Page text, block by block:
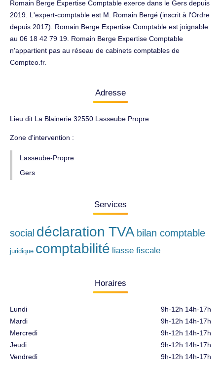
Romain Berge Expertise Comptable exerce dans le Gers depuis
2019. L'expert-comptable est M. Romain Bergé (inscrit à l'Ordre
depuis 2017). Romain Berge Expertise Comptable est joignable
au 06 18 42 79 19. Romain Berge Expertise Comptable
n'appartient pas au réseau de cabinets comptables de
Compteo.fr.
Adresse
Lieu dit La Blainerie 32550 Lasseube Propre
Zone d'intervention :
Lasseube-Propre
Gers
Services
social déclaration TVA bilan comptable
juridique comptabilité liasse fiscale
Horaires
Lundi
Mardi
Mercredi
Jeudi
Vendredi
9h-12h 14h-17h
9h-12h 14h-17h
9h-12h 14h-17h
9h-12h 14h-17h
9h-12h 14h-17h